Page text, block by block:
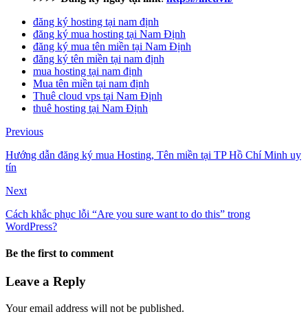
đăng ký hosting tại nam định
đăng ký mua hosting tại Nam Định
đăng ký mua tên miền tại Nam Định
đăng ký tên miền tại nam định
mua hosting tại nam định
Mua tên miền tại nam định
Thuê cloud vps tại Nam Định
thuê hosting tại Nam Định
Previous
Hướng dẫn đăng ký mua Hosting, Tên miền tại TP Hồ Chí Minh uy
tín
Next
Cách khắc phục lỗi “Are you sure want to do this” trong
WordPress?
Be the first to comment
Leave a Reply
Your email address will not be published.